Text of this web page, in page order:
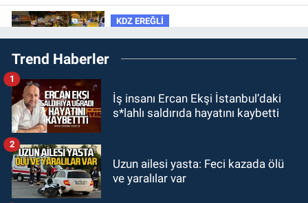
KDZ EREĞLİ
09:24Zonguldak'ta gece- gündüz
ekiplerden dron destekli denetim.
23:55Devrek Belediyespor, (PGL)
sürecini resmi olarak tamamladı
GÜNDEM
23:19 İstanbul Park satışta!
Trend Haberler
İş insanı Ercan Ekşi İstanbul’daki
s*lahlı saldırıda hayatını kaybetti
1
Uzun ailesi yasta: Feci kazada ölü
ve yaralılar var
2